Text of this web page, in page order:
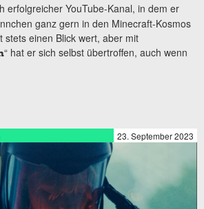
erfolgreicher YouTube-Kanal, in dem er
ganz gern in den Minecraft-Kosmos
stets einen Blick wert, aber mit
“ hat er sich selbst übertroffen, auch wenn
23. September 2023